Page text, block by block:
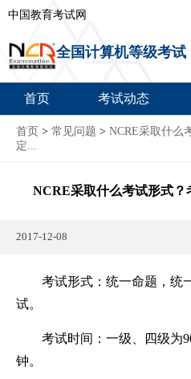
中国教育考试网
全国计算机等级考试
首页 考试动态
首页 > 常见问题 > NCRE采取什么
定...
NCRE采取什么考试形式？
2017-12-08
考试形式：统一命题，统
试。
考试时间：一级、四级为
钟。